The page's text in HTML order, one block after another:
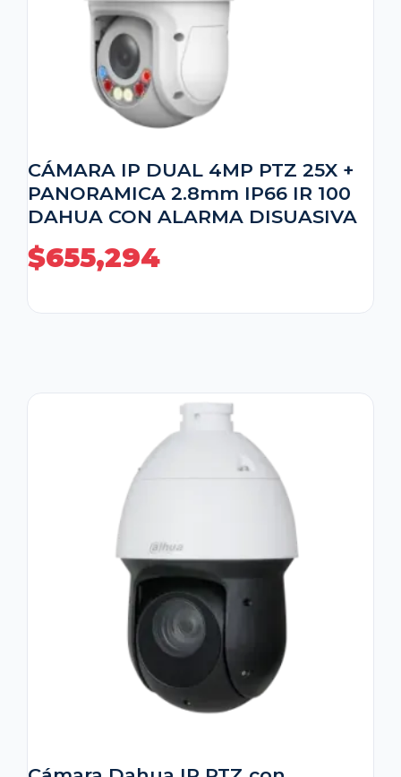
CÁMARA IP DUAL 4MP PTZ 25X +
PANORAMICA 2.8mm IP66 IR 100
DAHUA CON ALARMA DISUASIVA
$655,294